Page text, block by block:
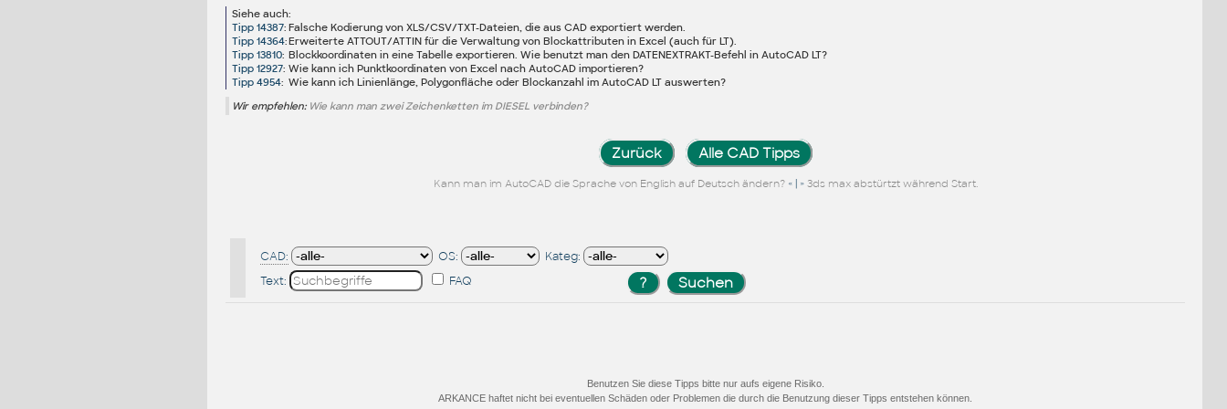
Siehe auch:
Tipp 14387: Falsche Kodierung von XLS/CSV/TXT-Dateien, die aus CAD exportiert werden.
Tipp 14364:Erweiterte ATTOUT/ATTIN für die Verwaltung von Blockattributen in Excel (auch für LT).
Tipp 13810: Blockkoordinaten in eine Tabelle exportieren. Wie benutzt man den DATENEXTRAKT-Befehl in AutoCAD LT?
Tipp 12927: Wie kann ich Punktkoordinaten von Excel nach AutoCAD importieren?
Tipp 4954: Wie kann ich Linienlänge, Polygonfläche oder Blockanzahl im AutoCAD LT auswerten?
Wir empfehlen: Wie kann man zwei Zeichenketten im DIESEL verbinden?
Zurück Alle CAD Tipps
Kann man im AutoCAD die Sprache von English auf Deutsch ändern?« | » 3ds max abstürtzt während Start.
CAD: OS:
Kateg:
Text:
FAQ
Benutzen Sie diese Tipps bitte nur aufs eigene Risiko.
ARKANCE haftet nicht bei eventuellen Schäden oder Problemen die durch die Benutzung dieser Tipps entstehen können.